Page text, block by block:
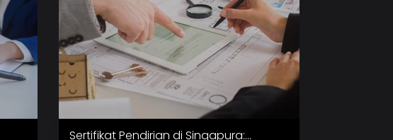
Sertifikat Pendirian di Singapura: